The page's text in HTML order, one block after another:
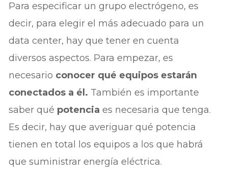
Para especificar un grupo electrógeno, es
decir, para elegir el más adecuado para un
data center, hay que tener en cuenta
diversos aspectos. Para empezar, es
necesario conocer qué equipos estarán
conectados a él. También es importante
saber qué potenciaes necesaria que tenga.
Es decir, hay que averiguar qué potencia
tienen en total los equipos a los que habrá
que suministrar energía eléctrica.